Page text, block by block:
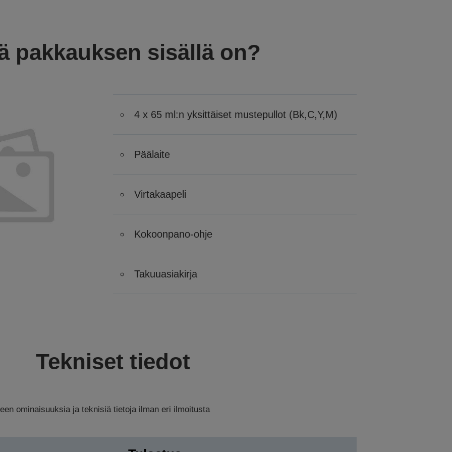
pakkauksen sisällä on?
4 x 65 ml:n yksittäiset mustepullot (Bk,C,Y,M)
Päälaite
Virtakaapeli
Kokoonpano-ohje
Takuuasiakirja
Tekniset tiedot
ominaisuuksia ja teknisiä tietoja ilman eri ilmoitusta